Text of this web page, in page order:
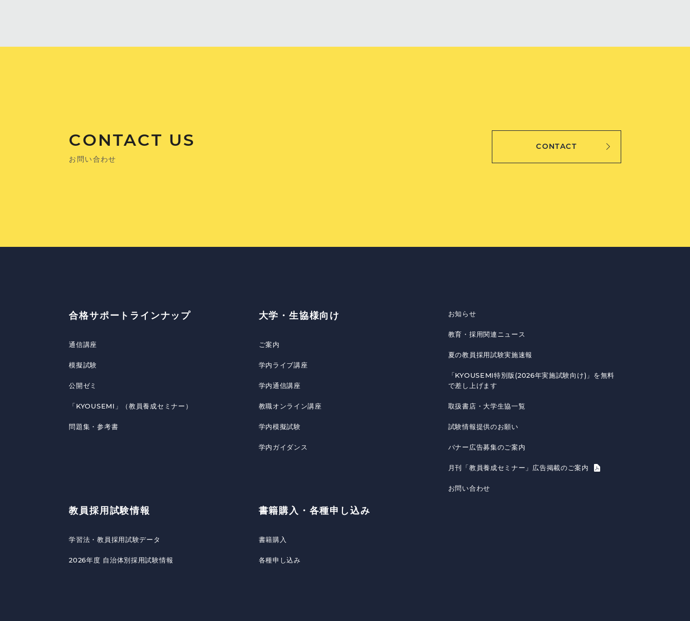
CONTACT US
お問い合わせ
CONTACT
合格サポートラインナップ
通信講座
模擬試験
公開ゼミ
「KYOUSEMI」（教員養成セミナー）
問題集・参考書
教員採用試験情報
学習法・教員採用試験データ
2026年度 自治体別採用試験情報
大学・生協様向け
ご案内
学内ライブ講座
学内通信講座
教職オンライン講座
学内模擬試験
学内ガイダンス
書籍購入・各種申し込み
書籍購入
各種申し込み
お知らせ
教育・採用関連ニュース
夏の教員採用試験実施速報
「KYOUSEMI特別版(2026年実施試験向け)」を無料
で差し上げます
取扱書店・大学生協一覧
試験情報提供のお願い
バナー広告募集のご案内
月刊「教員養成セミナー」広告掲載のご案内
お問い合わせ